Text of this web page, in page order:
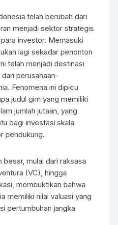
telah berubah dari
menjadi sektor strategis
investor. Memasuki
lagi sekadar penonton
telah menjadi destinasi
perusahaan-
Fenomena ini dipicu
judul gim yang memiliki
jumlah jutaan, yang
bagi investasi skala
pendukung.
besar, mulai dari raksasa
(VC), hingga
membuktikan bahwa
memiliki nilai valuasi yang
pertumbuhan jangka